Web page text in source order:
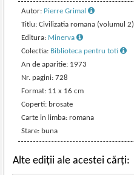
Autor: Pierre Grimal
Titlu: Civilizatia romana (volumul 2)
Editura: Minerva
Colectia: Biblioteca pentru toti
An de aparitie: 1973
Nr. pagini: 728
Format: 11 x 16 cm
Coperti: brosate
Carte in limba: romana
Stare: buna
Alte ediții ale acestei cărți: